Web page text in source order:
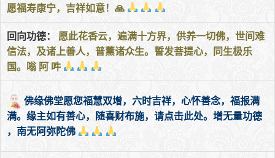
愿福寿康宁，吉祥如意！🙏
回向功德： 愿此花香云，遍满十方界，供养一切佛，世间难
信法，及诸上善人，普薰诸众生。誓发菩提心，同生极乐
国。嗡 阿 吽
佛缘佛堂愿您福慧双增，六时吉祥，心怀善念，福报满
满。缘主如有善心，随喜财布施，请点击此处。增无量功德
，南无阿弥陀佛